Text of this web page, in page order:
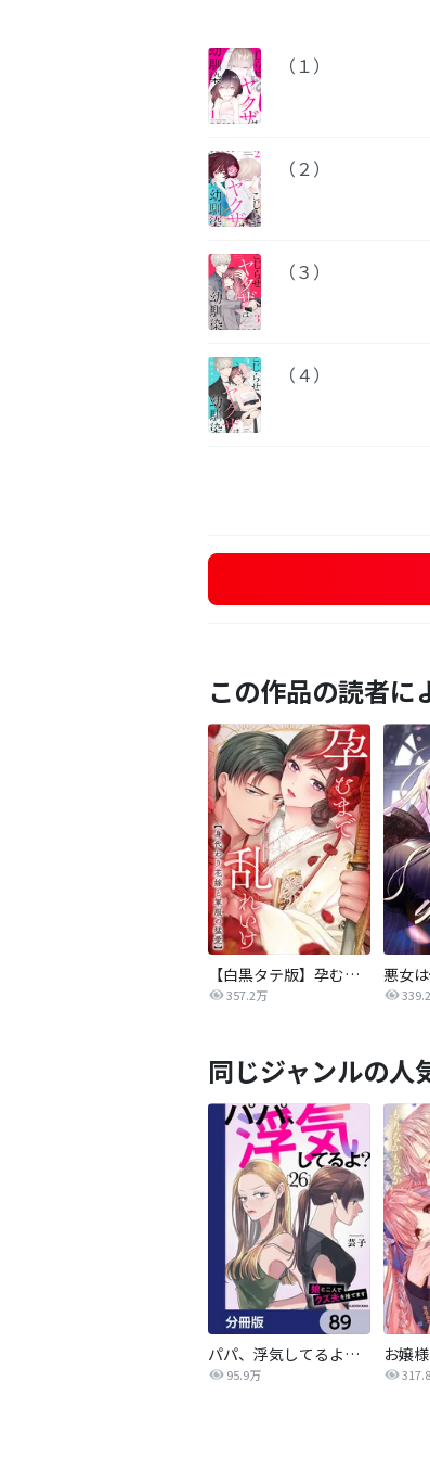
（１）
（２）
（３）
（４）
この作品の読者に
【白黒タテ版】孕むまで乱れいけ～身代わり花嫁と軍服の猛愛
357.2万
同じジャンルの人
パパ、浮気してるよ？娘と二人でクズ夫を捨てます【分冊版】
95.9万